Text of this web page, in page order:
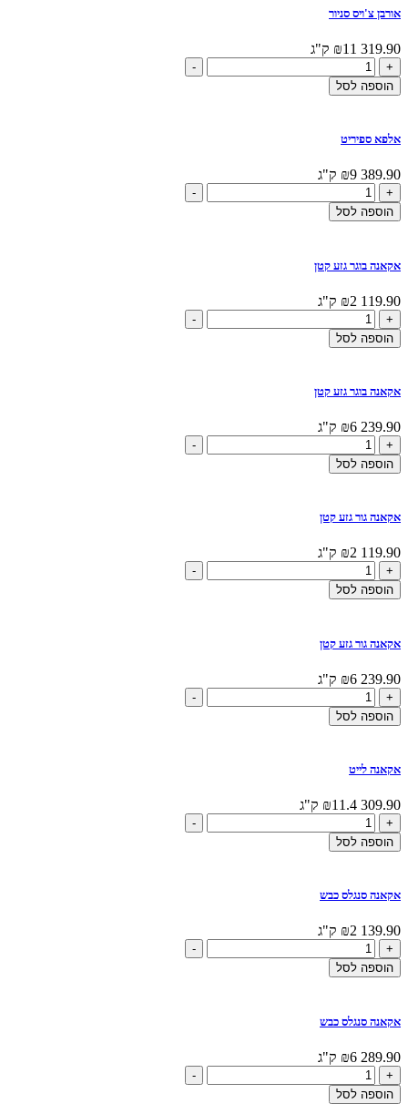
דגים
אורבן צ'ויס סניור
319.90
₪11 ק"ג
+
כמות
של
אורבן
-
הוספה לסל
אלפא ספיריט
389.90
₪9 ק"ג
+
כמות
של
אלפא
-
הוספה לסל
אקאנה בוגר גזע קטן
119.90
₪2 ק"ג
+
כמות
של
אקאנה
קטן
-
הוספה לסל
אקאנה בוגר גזע קטן
239.90
₪6 ק"ג
+
כמות
של
אקאנה
קטן
-
הוספה לסל
אקאנה גור גזע קטן
119.90
₪2 ק"ג
+
כמות
של
אקאנה
קטן
-
הוספה לסל
אקאנה גור גזע קטן
239.90
₪6 ק"ג
+
כמות
של
אקאנה
גזע
קטן
-
הוספה לסל
אקאנה לייט
309.90
₪11.4 ק"ג
+
כמות
של
אקאנה
-
הוספה לסל
אקאנה סנגלס כבש
139.90
₪2 ק"ג
+
כמות
של
אקאנה
-
הוספה לסל
אקאנה סנגלס כבש
289.90
₪6 ק"ג
+
כמות
של
אקאנה
-
הוספה לסל